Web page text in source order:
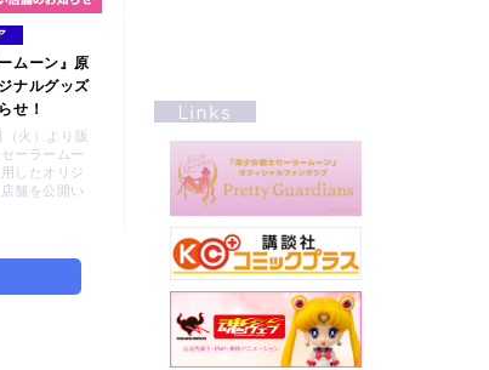
ムーン』原
ナルグッズ
せ！
（火）より販
ーラームー
したオリジ
舗を公開い